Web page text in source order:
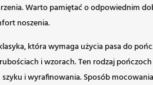
Warto pamiętać o odpowiednim
noszenia.
która wymaga użycia pasa do
i wzorach. Ten rodzaj
i wyrafinowania. Sposób